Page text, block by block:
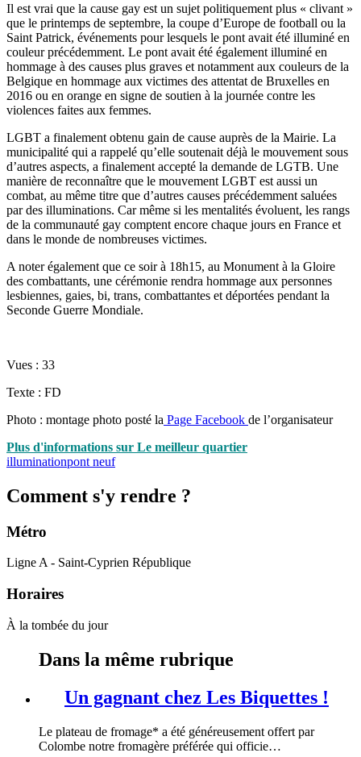
Il est vrai que la cause gay est un sujet politiquement plus « clivant »
que le printemps de septembre, la coupe d’Europe de football ou la
Saint Patrick, événements pour lesquels le pont avait été illuminé en
couleur précédemment. Le pont avait été également illuminé en
hommage à des causes plus graves et notamment aux couleurs de la
Belgique en hommage aux victimes des attentat de Bruxelles en
2016 ou en orange en signe de soutien à la journée contre les
violences faites aux femmes.
LGBT a finalement obtenu gain de cause auprès de la Mairie. La
municipalité qui a rappelé qu’elle soutenait déjà le mouvement sous
d’autres aspects, a finalement accepté la demande de LGTB. Une
manière de reconnaître que le mouvement LGBT est aussi un
combat, au même titre que d’autres causes précédemment saluées
par des illuminations. Car même si les mentalités évoluent, les rangs
de la communauté gay comptent encore chaque jours en France et
dans le monde de nombreuses victimes.
A noter également que ce soir à 18h15, au Monument à la Gloire
des combattants, une cérémonie rendra hommage aux personnes
lesbiennes, gaies, bi, trans, combattantes et déportées pendant la
Seconde Guerre Mondiale.
Vues : 33
Texte : FD
Photo : montage photo posté la Page Facebook de l’organisateur
Plus d'informations sur Le meilleur quartier
illuminationpont neuf
Comment s'y rendre ?
Métro
Ligne A - Saint-Cyprien République
Horaires
À la tombée du jour
Dans la même rubrique
Un gagnant chez Les Biquettes !
Le plateau de fromage* a été généreusement offert par
Colombe notre fromagère préférée qui officie…